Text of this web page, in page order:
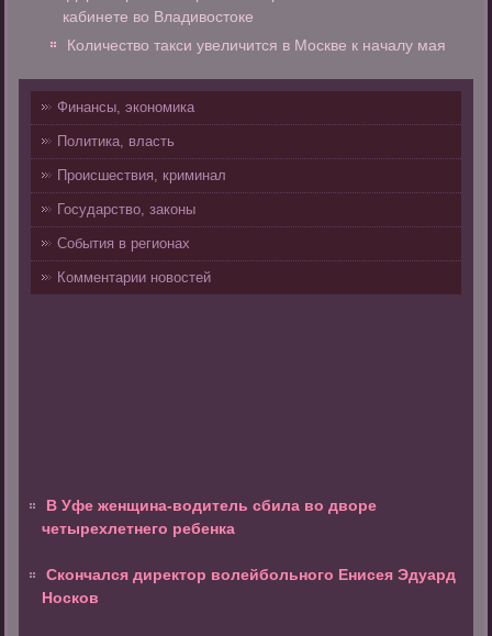
кабинете во Владивостоке
Количество такси увеличится в Москве к началу мая
Финансы, экономика
Политика, власть
Происшествия, криминал
Государство, законы
События в регионах
Комментарии новостей
В Уфе женщина-водитель сбила во дворе
четырехлетнего ребенка
Скончался директор волейбольного Енисея Эдуард
Носков